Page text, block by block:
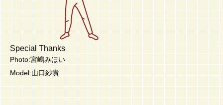
Special Thanks
Photo:宮嶋みほい
Model:山口紗貴